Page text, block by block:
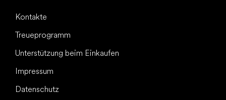
Kontakte
Treueprogramm
Unterstützung beim Einkaufen
Impressum
Datenschutz